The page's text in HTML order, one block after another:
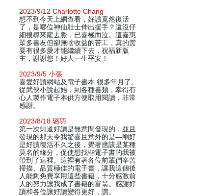
2023/9/12 Charlotte Chang
想不到今天上網查看，好讀竟然復活
了，是哪位神仙壯士伸出援手？還沒仔
細搜尋來龍去脈，已喜極而泣。這嘉惠
眾多書友但卻無啥收益的苦工，真的需
要有很多愛才能繼續下去，祝福新版
主，謝謝您！好人一生平安！
2023/9/5 小張
喜愛好讀網站及電子書本 很多年月了。
從武俠小說起始，到各種書類，幸得有
心人製作電子本供方便取用閱讀，非常
感謝。
2023/8/18 璐羽
第一次知道好讀是無意間發現的，並且
發現的那天令我驚喜且意外的是—剛好
是好讀復活不久之後，覺著應該是某種
莫名的緣分，促使想找些電子書的我被
帶到了這裡。這裡有著各位前輩們辛苦
掃描、品質極佳的電子書，讓我這個後
人能夠免費享用這些書籍，十分感激前
人的努力讓我成了書籍的富翁。感謝好
讀和各位讓好讀變得更好，讚。